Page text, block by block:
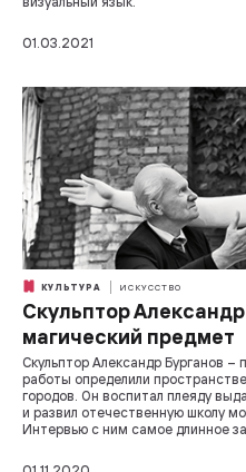
01.03.2021
КУЛЬТУРА ИСКУССТВО
Скульптор
магический предмет
Скульптор Александр Бурганов
работы определили
городов. Он воспитал плеяду
и развил отечественную школу
Интервью с ним самое длинное